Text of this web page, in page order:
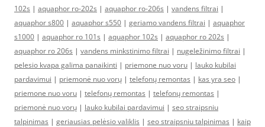
102s | aquaphor ro-202s | aquaphor ro-206s | vandens filtrai |
aquaphor s800 | aquaphor s550 | geriamo vandens filtrai | aquaphor
s1000 | aquaphor ro 101s | aquaphor 102s | aquaphor ro 202s |
aquaphor ro 206s | vandens minkstinimo filtrai | nugeležinimo filtrai |
pelesio kvapa galima panaikinti | priemone nuo voru | lauko kubilai
pardavimui | priemonė nuo vorų | telefonų remontas | kas yra seo |
priemone nuo voru | telefonų remontas | telefonų remontas |
priemonė nuo vorų | lauko kubilai pardavimui | seo straipsniu
talpinimas | geriausias pelėsio valiklis | seo straipsniu talpinimas | kaip